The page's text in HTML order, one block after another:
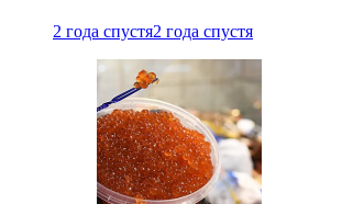
2 года спустя2 года спустя